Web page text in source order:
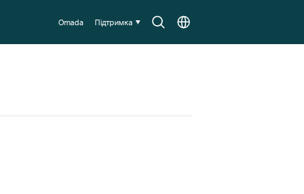
ПошукОберіть
Omada Підтримка